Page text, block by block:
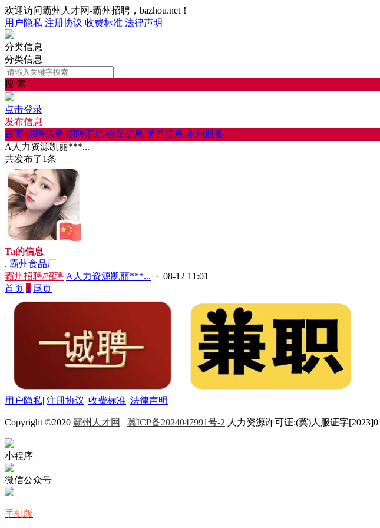
欢迎访问霸州人才网-霸州招聘，bazhou.net！
用户隐私 注册协议 收费标准 法律声明
分类信息
分类信息
搜 索
点击登录
发布信息
首页 招聘信息 招聘汇总 拼车信息 房产信息 本地服务
A人力资源凯丽***...
共发布了1条
Ta的信息
. 霸州食品厂
霸州招聘/招聘 A人力资源凯丽***... · 08-12 11:01
首页 1 尾页
用户隐私| 注册协议| 收费标准| 法律声明
Copyright ©2020 霸州人才网 冀ICP备2024047991号-2 人力资源许可证:(冀)人服证字
小程序
微信公众号
手机版